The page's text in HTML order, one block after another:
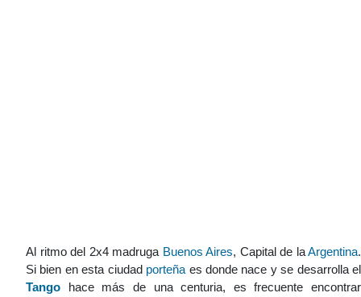
Al ritmo del 2x4 madruga Buenos Aires, Capital de laArgentina.
Si bien en esta ciudad porteña es donde nace y se desarrolla el
Tango hace más de una centuria, es frecuente encontrar